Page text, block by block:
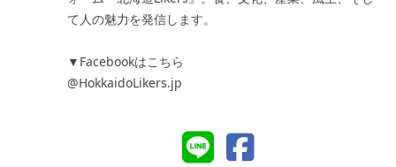
て人の魅力を発信します。
▼Facebookはこちら
@HokkaidoLikers.jp